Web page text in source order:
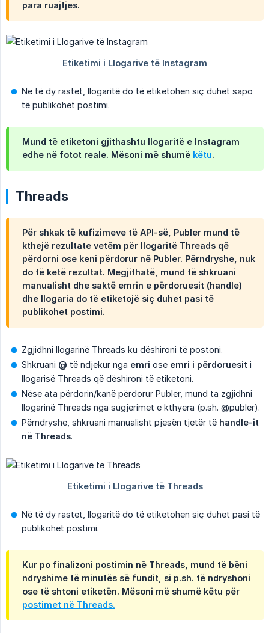
para ruajtjes.
Në të dy rastet, llogaritë do të etiketohen siç duhet sapo
të publikohet postimi.
Mund të etiketoni gjithashtu llogaritë e Instagram
edhe në fotot reale. Mësoni më shumë këtu.
Threads
Për shkak të kufizimeve të API-së, Publer mund të
kthejë rezultate vetëm për llogaritë Threads që
përdorni ose keni përdorur në Publer. Përndryshe, nuk
do të ketë rezultat. Megjithatë, mund të shkruani
manualisht dhe saktë emrin e përdoruesit (handle)
dhe llogaria do të etiketojë siç duhet pasi të
publikohet postimi.
Zgjidhni llogarinë Threads ku dëshironi të postoni.
Shkruani @ të ndjekur nga emri ose emri i përdoruesit i
llogarisë Threads që dëshironi të etiketoni.
Nëse ata përdorin/kanë përdorur Publer, mund ta zgjidhni
llogarinë Threads nga sugjerimet e kthyera (p.sh. @publer).
Përndryshe, shkruani manualisht pjesën tjetër të handle-it
në Threads.
Në të dy rastet, llogaritë do të etiketohen siç duhet pasi të
publikohet postimi.
Kur po finalizoni postimin në Threads, mund të bëni
ndryshime të minutës së fundit, si p.sh. të ndryshoni
ose të shtoni etiketën. Mësoni më shumë këtu për
postimet në Threads.